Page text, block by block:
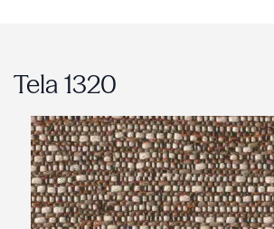
Tela 1320